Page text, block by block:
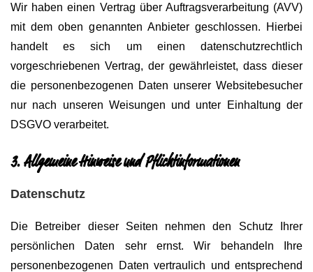
Wir haben einen Vertrag über Auftragsverarbeitung (AVV)
mit dem oben genannten Anbieter geschlossen. Hierbei
handelt es sich um einen datenschutzrechtlich
vorgeschriebenen Vertrag, der gewährleistet, dass dieser
die personenbezogenen Daten unserer Websitebesucher
nur nach unseren Weisungen und unter Einhaltung der
DSGVO verarbeitet.
3. Allgemeine Hinweise und Pflicht­informationen
Datenschutz
Die Betreiber dieser Seiten nehmen den Schutz Ihrer
persönlichen Daten sehr ernst. Wir behandeln Ihre
personenbezogenen Daten vertraulich und entsprechend